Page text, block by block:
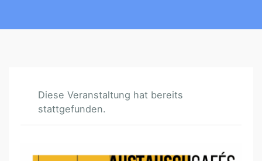
Diese Veranstaltung hat bereits
stattgefunden.